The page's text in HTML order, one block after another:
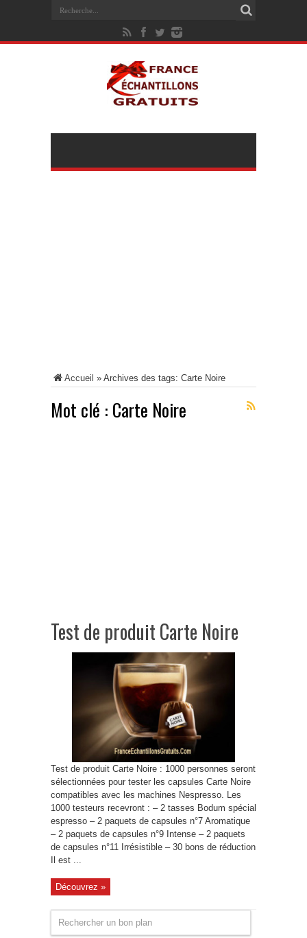
Accueil » Archives des tags: Carte Noire
Mot clé : Carte Noire
Test de produit Carte Noire
Test de produit Carte Noire : 1000 personnes seront
sélectionnées pour tester les capsules Carte Noire
compatibles avec les machines Nespresso. Les
1000 testeurs recevront : – 2 tasses Bodum spécial
espresso – 2 paquets de capsules n°7 Aromatique
– 2 paquets de capsules n°9 Intense – 2 paquets
de capsules n°11 Irrésistible – 30 bons de réduction
Il est ...
Découvrez »